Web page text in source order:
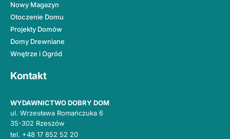
Nowy Magazyn
Otoczenie Domu
Projekty Domów
Domy Drewniane
Wnętrze i Ogród
Kontakt
WYDAWNICTWO DOBRY DOM
ul. Wrzesława Romańczuka 6
35-302 Rzeszów
tel. +48 17 852 52 20